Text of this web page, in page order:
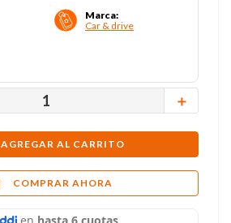
Marca:
Car & drive
＋
AGREGAR AL CARRITO
COMPRAR AHORA